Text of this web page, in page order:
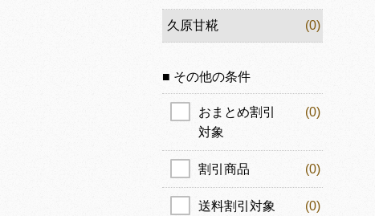
久原甘糀 (0)
■ その他の条件
おまとめ割引
対象
(0)
割引商品 (0)
送料割引対象 (0)